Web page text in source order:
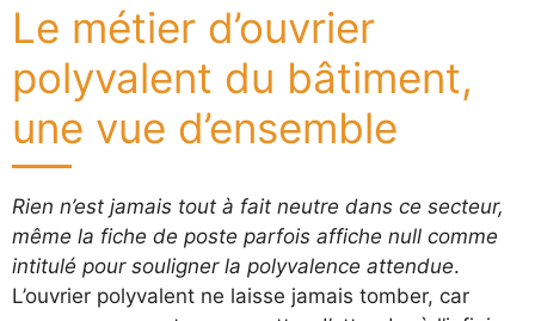
Le métier d’ouvrier
polyvalent du bâtiment,
une vue d’ensemble
Rien n’est jamais tout à fait neutre dans ce secteur,
même la fiche de poste parfois affiche null comme
intitulé pour souligner la polyvalence attendue.
L’ouvrier polyvalent ne laisse jamais tomber, car